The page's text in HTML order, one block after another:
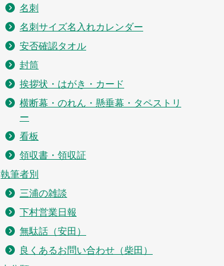
名刺
名刺サイズ名入れカレンダー
安否確認タオル
封筒
挨拶状・はがき・カード
横断幕・のれん・懸垂幕・タペストリ
ー
看板
領収書・領収証
執筆者別
三浦の雑談
下村営業日報
無駄話（安田）
良くあるお問い合わせ（柴田）